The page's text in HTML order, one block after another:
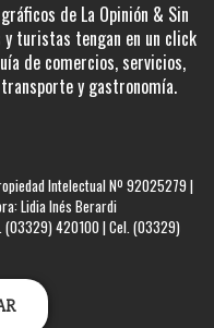
de La Opinión & Sin
y turistas tengan en un click
de comercios, servicios,
y gastronomía.
Intelectual Nº 92025279 |
Lidia Inés Berardi
(03329) 420100 | Cel. (03329)